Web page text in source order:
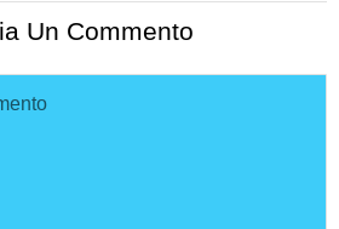
Un Commento